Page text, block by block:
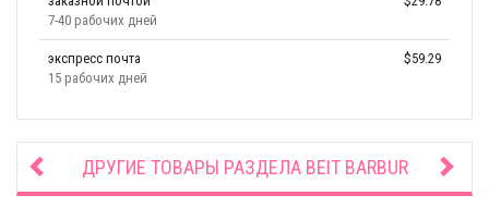
7-40 рабочих дней
экспресс почта
15 рабочих дней
$59.29
ДРУГИЕ ТОВАРЫ РАЗДЕЛА BEIT BARBUR